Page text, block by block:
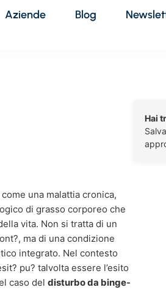
Aziende Blog
una malattia cronica,
di grasso corporeo che
vita. Non si tratta di un
ma di una condizione
integrato. Nel contesto
pu? talvolta essere l’esito
caso del disturbo da binge-
Hai